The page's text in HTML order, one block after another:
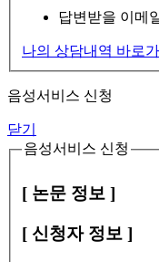
답변받을 이메
나의 상담내역 바로가
음성서비스 신청
닫기
음성서비스 신청
[ 논문 정보 ]
[ 신청자 정보 ]